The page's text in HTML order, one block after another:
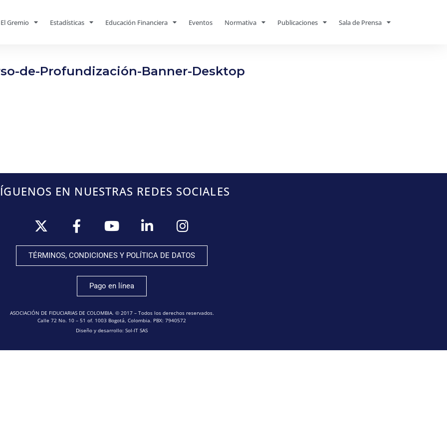
El Gremio Estadísticas Educación Financiera Eventos Normativa Publicaciones Sala de Prensa
de-Profundización-Banner-Desktop
EN NUESTRAS REDES SOCIALES
TÉRMINOS, CONDICIONES Y POLÍTICA DE DATOS
Pago en línea
ASOCIACIÓN DE FIDUCIARIAS DE COLOMBIA. © 2017 – Todos los derechos reservados.
Calle 72 No. 10 – 51 of. 1003 Bogotá, Colombia. PBX: 7940572
Diseño y desarrollo: Sol-IT SAS